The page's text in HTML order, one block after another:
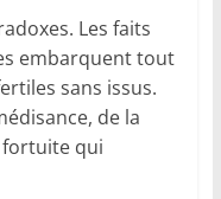
Les faits
embarquent tout
sans issus.
de la
fortuite qui